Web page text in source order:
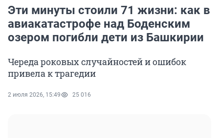
Эти минуты стоили 71 жизни: как в
авиакатастрофе над Боденским
озером погибли дети из Башкирии
Череда роковых случайностей и ошибок
привела к трагедии
2 июля 2026, 15:49 25 016